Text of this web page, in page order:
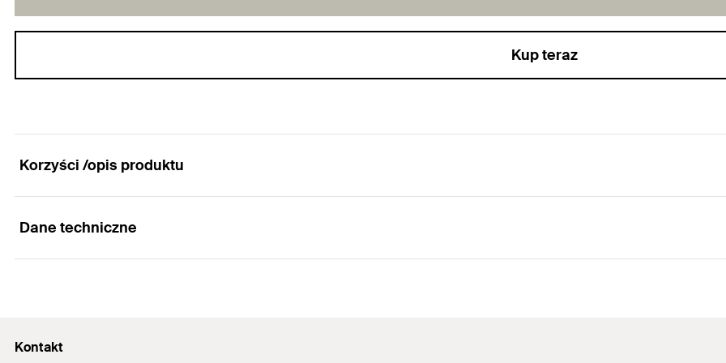
Kup teraz
Korzyści /opis produktu
z podcięciem FZA, FZA-I, FZA-D i FZEA II.
Dane techniczne
pasuje do typu kotwy
Kontakt